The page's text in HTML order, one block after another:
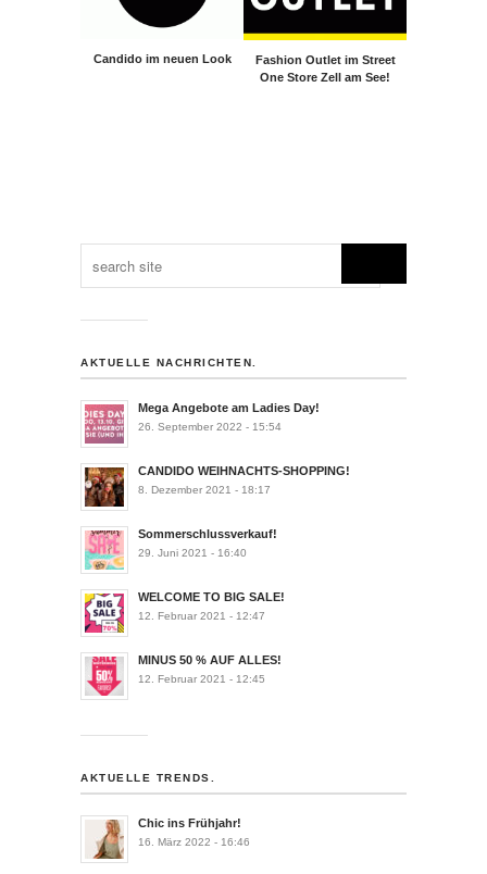
Candido im neuen Look
Fashion Outlet im Street
One Store Zell am See!
AKTUELLE NACHRICHTEN.
Mega Angebote am Ladies Day!
26. September 2022 - 15:54
CANDIDO WEIHNACHTS-SHOPPING!
8. Dezember 2021 - 18:17
Sommerschlussverkauf!
29. Juni 2021 - 16:40
WELCOME TO BIG SALE!
12. Februar 2021 - 12:47
MINUS 50 % AUF ALLES!
12. Februar 2021 - 12:45
AKTUELLE TRENDS.
Chic ins Frühjahr!
16. März 2022 - 16:46